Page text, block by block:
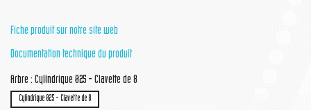
Fiche produit sur notre site web
Documentation technique du produit
Arbre : Cylindrique Ø25 - Clavette de 8
Cylindrique Ø25 - Clavette de 8